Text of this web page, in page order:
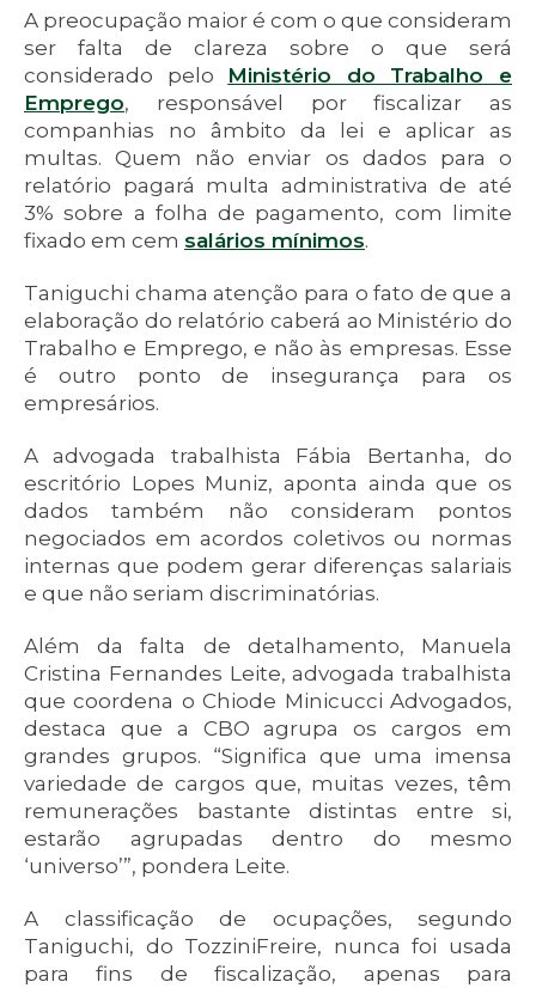
A preocupação maior é com o que consideram
ser falta de clareza sobre o que será
considerado pelo Ministério do Trabalho e
Emprego, responsável por fiscalizar as
companhias no âmbito da lei e aplicar as
multas. Quem não enviar os dados para o
relatório pagará multa administrativa de até
3% sobre a folha de pagamento, com limite
fixado em cem salários mínimos.
Taniguchi chama atenção para o fato de que a
elaboração do relatório caberá ao Ministério do
Trabalho e Emprego, e não às empresas. Esse
é outro ponto de insegurança para os
empresários.
A advogada trabalhista Fábia Bertanha, do
escritório Lopes Muniz, aponta ainda que os
dados também não consideram pontos
negociados em acordos coletivos ou normas
internas que podem gerar diferenças salariais
e que não seriam discriminatórias.
Além da falta de detalhamento, Manuela
Cristina Fernandes Leite, advogada trabalhista
que coordena o Chiode Minicucci Advogados,
destaca que a CBO agrupa os cargos em
grandes grupos. “Significa que uma imensa
variedade de cargos que, muitas vezes, têm
remunerações bastante distintas entre si,
estarão agrupadas dentro do mesmo
‘universo’”, pondera Leite.
A classificação de ocupações, segundo
Taniguchi, do TozziniFreire, nunca foi usada
para fins de fiscalização, apenas para